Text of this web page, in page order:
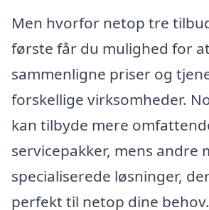
Men hvorfor netop tre
første får du mulighed for at
sammenligne priser og
forskellige virksomheder.
kan tilbyde mere
servicepakker, mens andre
specialiserede løsninger,
perfekt til netop dine